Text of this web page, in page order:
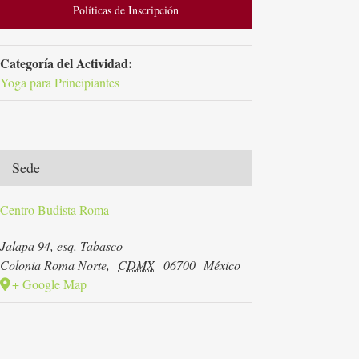
Políticas de Inscripción
Categoría del Actividad:
Yoga para Principiantes
Sede
Centro Budista Roma
Jalapa 94, esq. Tabasco
Colonia Roma Norte, CDMX 06700 México
+ Google Map